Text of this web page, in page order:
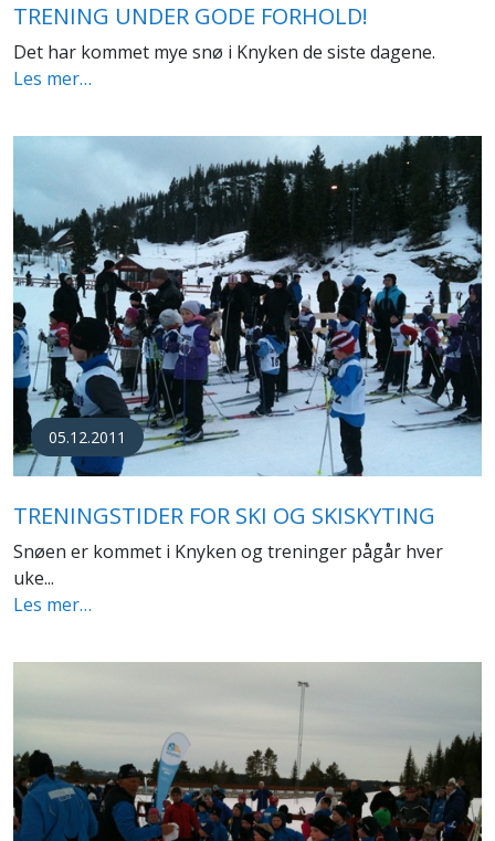
TRENING UNDER GODE FORHOLD!
Det har kommet mye snø i Knyken de siste dagene.
Les mer…
05.12.2011
TRENINGSTIDER FOR SKI OG SKISKYTING
Snøen er kommet i Knyken og treninger pågår hver
uke...
Les mer…